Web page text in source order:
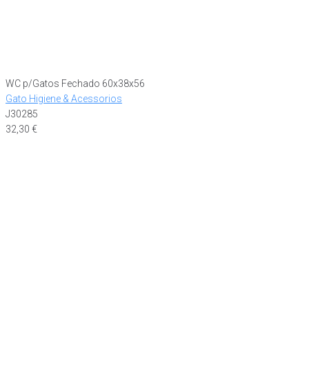
WC p/Gatos Fechado 60x38x56
Gato Higiene & Acessorios
J30285
32,30 €